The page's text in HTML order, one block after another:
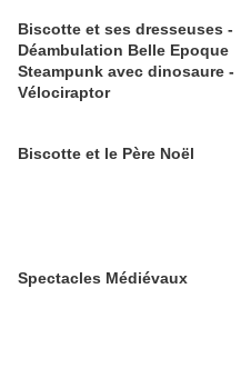
Biscotte et ses dresseuses -
Déambulation Belle Epoque
Steampunk avec dinosaure -
Vélociraptor
Biscotte et le Père Noël
Spectacles Médiévaux